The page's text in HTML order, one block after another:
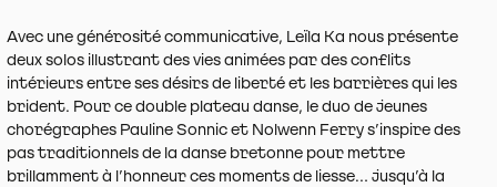
Avec une générosité communicative, Leïla Ka nous présente
deux solos illustrant des vies animées par des conflits
intérieurs entre ses désirs de liberté et les barrières qui les
brident. Pour ce double plateau danse, le duo de jeunes
chorégraphes Pauline Sonnic et Nolwenn Ferry s’inspire des
pas traditionnels de la danse bretonne pour mettre
brillamment à l’honneur ces moments de liesse… jusqu’à la